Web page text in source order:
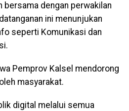
bersama dengan perwakilan
ini menunjukan
seperti Komunikasi dan
Pemprov Kalsel mendorong
masyarakat.
digital melalui semua